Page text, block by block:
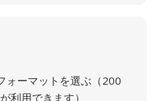
ォーマットを選ぶ（200
利用できます）